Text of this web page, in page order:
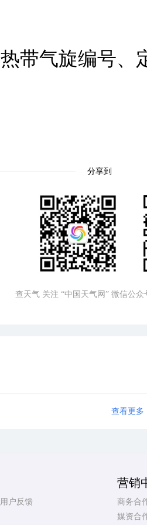
热带气旋编号、
分享到
查天气 关注 “中国天气网” 微信公众
查看更多
用户反馈
营销
商务合
媒资合